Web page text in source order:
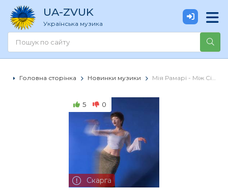
UA-ZVUK
Українська музика
Головна сторінка Новинки музики Мія Рамарі - Між Сірими Днями
5 0
Скарга